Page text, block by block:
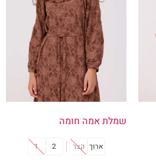
שמלת אמה חומה
ארוך קצר 2
1